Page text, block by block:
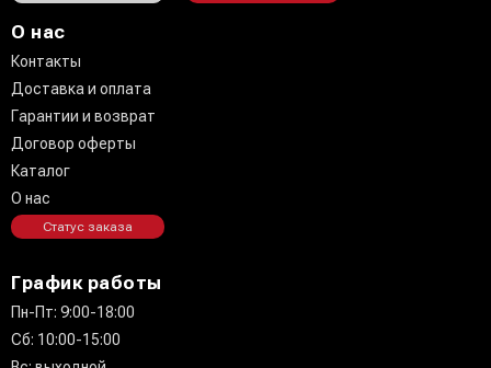
О нас
Контакты
Доставка и оплата
Гарантии и возврат
Договор оферты
Каталог
О нас
Статус заказа
График работы
Пн-Пт: 9:00-18:00
Сб: 10:00-15:00